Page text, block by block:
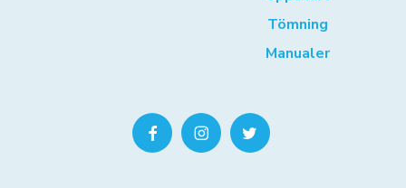
Tömning
Manualer